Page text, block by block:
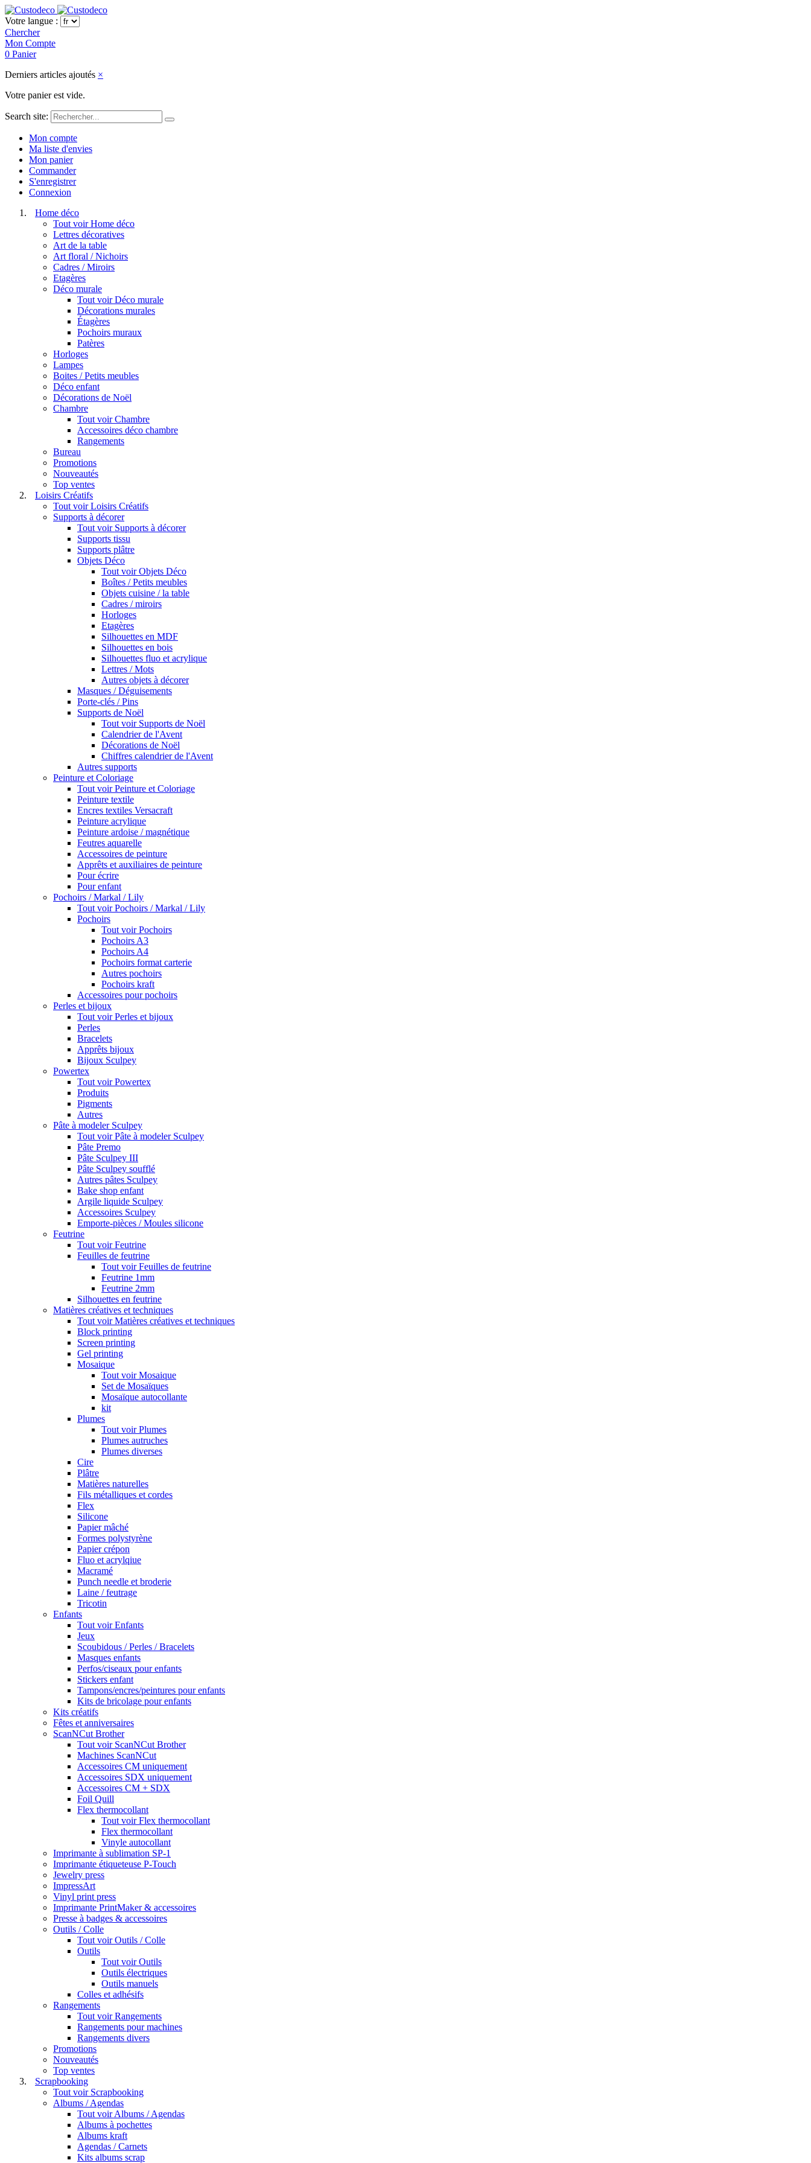
Votre langue :
Chercher
Mon Compte
0 Panier
Derniers articles ajoutés ×
Votre panier est vide.
Search site:
Mon compte
Ma liste d'envies
Mon panier
Commander
S'enregistrer
Connexion
Home déco
Tout voir Home déco
Lettres décoratives
Art de la table
Art floral / Nichoirs
Cadres / Miroirs
Etagères
Déco murale
Tout voir Déco murale
Décorations murales
Étagères
Pochoirs muraux
Patères
Horloges
Lampes
Boites / Petits meubles
Déco enfant
Décorations de Noël
Chambre
Tout voir Chambre
Accessoires déco chambre
Rangements
Bureau
Promotions
Nouveautés
Top ventes
Loisirs Créatifs
Tout voir Loisirs Créatifs
Supports à décorer
Tout voir Supports à décorer
Supports tissu
Supports plâtre
Objets Déco
Tout voir Objets Déco
Boîtes / Petits meubles
Objets cuisine / la table
Cadres / miroirs
Horloges
Etagères
Silhouettes en MDF
Silhouettes en bois
Silhouettes fluo et acrylique
Lettres / Mots
Autres objets à décorer
Masques / Déguisements
Porte-clés / Pins
Supports de Noël
Tout voir Supports de Noël
Calendrier de l'Avent
Décorations de Noël
Chiffres calendrier de l'Avent
Autres supports
Peinture et Coloriage
Tout voir Peinture et Coloriage
Peinture textile
Encres textiles Versacraft
Peinture acrylique
Peinture ardoise / magnétique
Feutres aquarelle
Accessoires de peinture
Apprêts et auxiliaires de peinture
Pour écrire
Pour enfant
Pochoirs / Markal / Lily
Tout voir Pochoirs / Markal / Lily
Pochoirs
Tout voir Pochoirs
Pochoirs A3
Pochoirs A4
Pochoirs format carterie
Autres pochoirs
Pochoirs kraft
Accessoires pour pochoirs
Perles et bijoux
Tout voir Perles et bijoux
Perles
Bracelets
Apprêts bijoux
Bijoux Sculpey
Powertex
Tout voir Powertex
Produits
Pigments
Autres
Pâte à modeler Sculpey
Tout voir Pâte à modeler Sculpey
Pâte Premo
Pâte Sculpey III
Pâte Sculpey soufflé
Autres pâtes Sculpey
Bake shop enfant
Argile liquide Sculpey
Accessoires Sculpey
Emporte-pièces / Moules silicone
Feutrine
Tout voir Feutrine
Feuilles de feutrine
Tout voir Feuilles de feutrine
Feutrine 1mm
Feutrine 2mm
Silhouettes en feutrine
Matières créatives et techniques
Tout voir Matières créatives et techniques
Block printing
Screen printing
Gel printing
Mosaique
Tout voir Mosaique
Set de Mosaïques
Mosaïque autocollante
kit
Plumes
Tout voir Plumes
Plumes autruches
Plumes diverses
Cire
Plâtre
Matières naturelles
Fils métalliques et cordes
Flex
Silicone
Papier mâché
Formes polystyrène
Papier crépon
Fluo et acrylqiue
Macramé
Punch needle et broderie
Laine / feutrage
Tricotin
Enfants
Tout voir Enfants
Jeux
Scoubidous / Perles / Bracelets
Masques enfants
Perfos/ciseaux pour enfants
Stickers enfant
Tampons/encres/peintures pour enfants
Kits de bricolage pour enfants
Kits créatifs
Fêtes et anniversaires
ScanNCut Brother
Tout voir ScanNCut Brother
Machines ScanNCut
Accessoires CM uniquement
Accessoires SDX uniquement
Accessoires CM + SDX
Foil Quill
Flex thermocollant
Tout voir Flex thermocollant
Flex thermocollant
Vinyle autocollant
Imprimante à sublimation SP-1
Imprimante étiqueteuse P-Touch
Jewelry press
ImpressArt
Vinyl print press
Imprimante PrintMaker & accessoires
Presse à badges & accessoires
Outils / Colle
Tout voir Outils / Colle
Outils
Tout voir Outils
Outils électriques
Outils manuels
Colles et adhésifs
Rangements
Tout voir Rangements
Rangements pour machines
Rangements divers
Promotions
Nouveautés
Top ventes
Scrapbooking
Tout voir Scrapbooking
Albums / Agendas
Tout voir Albums / Agendas
Albums à pochettes
Albums kraft
Agendas / Carnets
Kits albums scrap